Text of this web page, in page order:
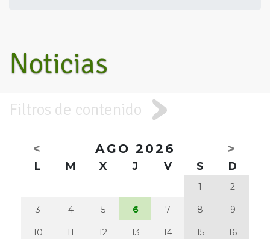
Noticias
Filtros de contenido
< AGO 2026 >
L M X J V S D
1 2
3 4 5 6 7 8 9
10 11 12 13 14 15 16